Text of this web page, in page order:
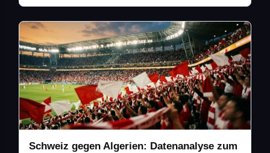
Schweiz gegen Algerien: Datenanalyse zum